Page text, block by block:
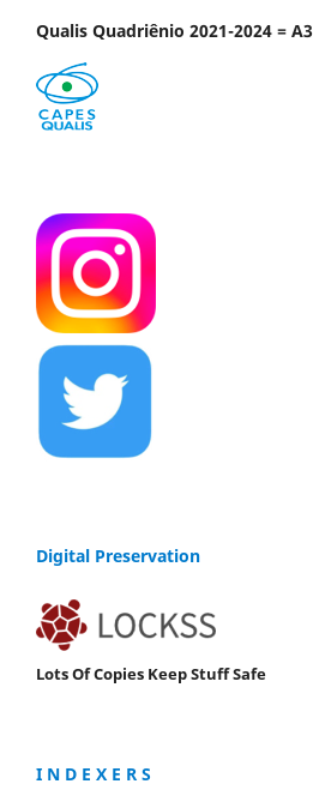
Qualis Quadriênio 2021-2024 = A3
Digital Preservation
Lots Of Copies Keep Stuff Safe
I N D E X E R S